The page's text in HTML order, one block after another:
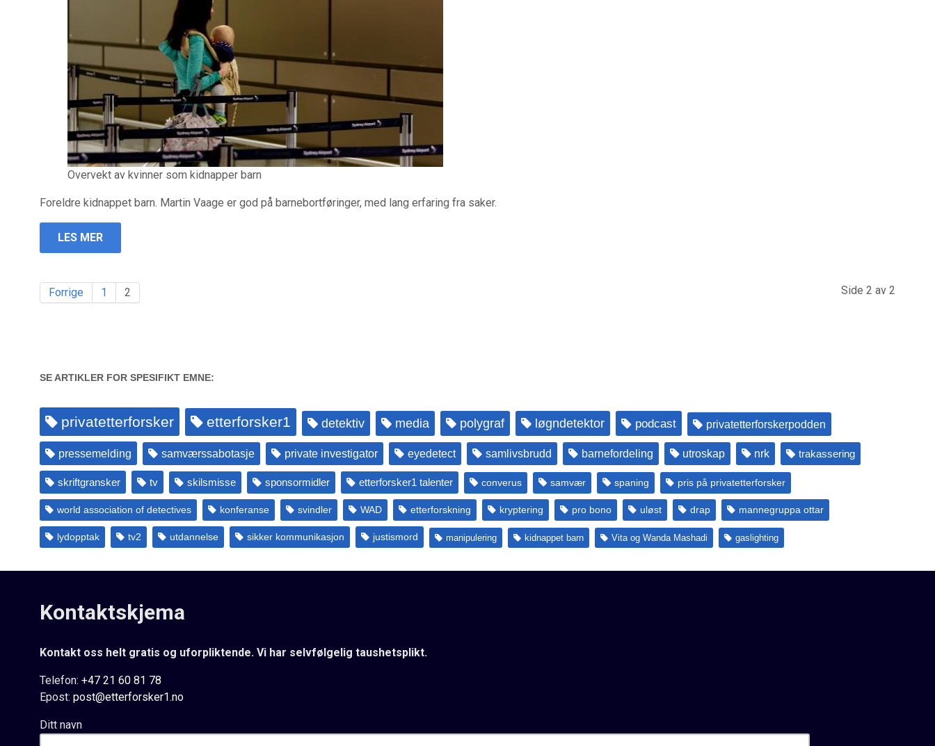
Overvekt av kvinner som kidnapper barn
Foreldre kidnappet barn. Martin Vaage er god på barnebortføringer, med lang erfaring fra saker.
LES MER
Side 2 av 2
Forrige 1 2
SE ARTIKLER FOR SPESIFIKT EMNE:
privatetterforsker etterforsker1 detektiv media polygraf løgndetektor podcast privatetterforskerpodden
pressemelding samværssabotasje private investigator eyedetect samlivsbrudd barnefordeling utroskap nrk trakassering
skriftgransker tv skilsmisse sponsormidler etterforsker1 talenter converus samvær spaning pris på privatetterforsker
world association of detectives konferanse svindler WAD etterforskning kryptering pro bono uløst drap mannegruppa ottar
lydopptak tv2 utdannelse sikker kommunikasjon justismord manipulering kidnappet barn Vita og Wanda Mashadi gaslighting
Kontaktskjema
Kontakt oss helt gratis og uforpliktende. Vi har selvfølgelig taushetsplikt.
Telefon: +47 21 60 81 78
Epost: post@etterforsker1.no
Ditt navn